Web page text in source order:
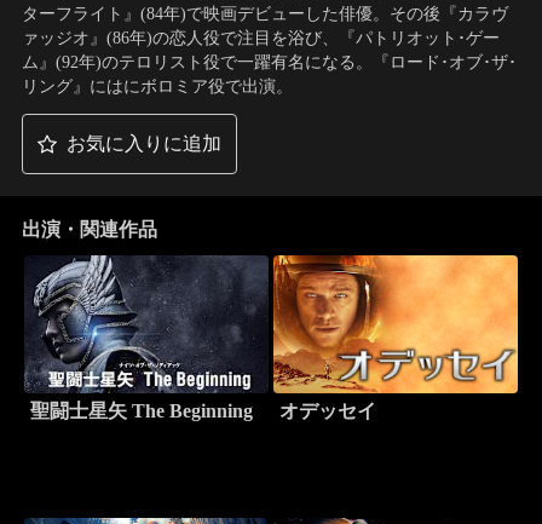
ターフライト』(84年)で映画デビューした俳優。その後『カラヴ
ァッジオ』(86年)の恋人役で注目を浴び、『パトリオット･ゲー
ム』(92年)のテロリスト役で一躍有名になる。『ロード･オブ･ザ･
リング』にはにボロミア役で出演。
お気に入りに追加
出演・関連作品
聖闘士星矢 The Beginning オデッセイ